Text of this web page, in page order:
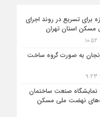
برای تسریع در روند اجرای
مسکن استان تهران
به صورت گروه ساخت
نمایشگاه صنعت ساختمان
نهضت ملی مسکن